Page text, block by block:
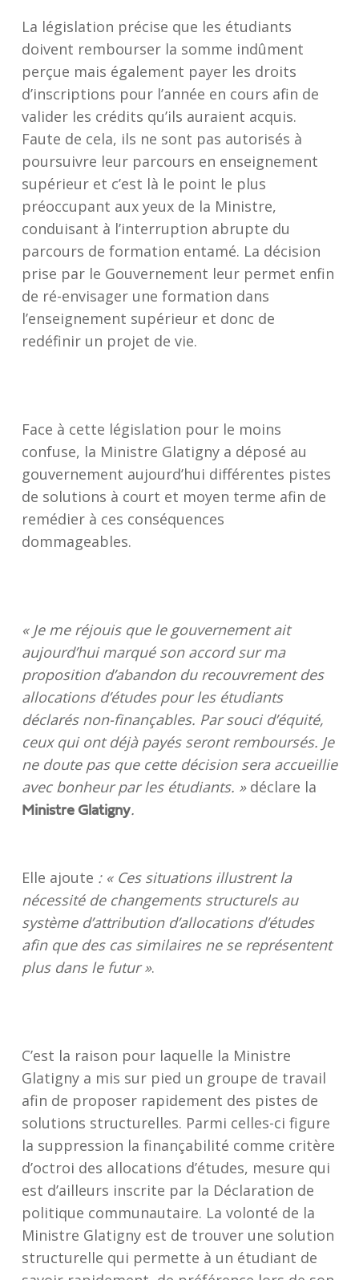
La législation précise que les étudiants
doivent rembourser la somme indûment
perçue mais également payer les droits
d’inscriptions pour l’année en cours afin de
valider les crédits qu’ils auraient acquis.
Faute de cela, ils ne sont pas autorisés à
poursuivre leur parcours en enseignement
supérieur et c’est là le point le plus
préoccupant aux yeux de la Ministre,
conduisant à l’interruption abrupte du
parcours de formation entamé. La décision
prise par le Gouvernement leur permet enfin
de ré-envisager une formation dans
l’enseignement supérieur et donc de
redéfinir un projet de vie.
Face à cette législation pour le moins
confuse, la Ministre Glatigny a déposé au
gouvernement aujourd’hui différentes pistes
de solutions à court et moyen terme afin de
remédier à ces conséquences
dommageables.
« Je me réjouis que le gouvernement ait
aujourd’hui marqué son accord sur ma
proposition d’abandon du recouvrement des
allocations d’études pour les étudiants
déclarés non-finançables. Par souci d’équité,
ceux qui ont déjà payés seront remboursés. Je
ne doute pas que cette décision sera accueillie
avec bonheur par les étudiants. » déclare la
Ministre Glatigny.
Elle ajoute : « Ces situations illustrent la
nécessité de changements structurels au
système d’attribution d’allocations d’études
afin que des cas similaires ne se représentent
plus dans le futur ».
C’est la raison pour laquelle la Ministre
Glatigny a mis sur pied un groupe de travail
afin de proposer rapidement des pistes de
solutions structurelles. Parmi celles-ci figure
la suppression la finançabilité comme critère
d’octroi des allocations d’études, mesure qui
est d’ailleurs inscrite par la Déclaration de
politique communautaire. La volonté de la
Ministre Glatigny est de trouver une solution
structurelle qui permette à un étudiant de